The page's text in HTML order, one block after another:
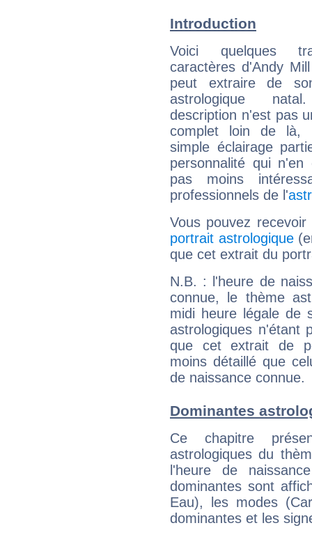
Introduction
Voici quelques
caractères d'Andy
peut extraire de
astrologique
description n'est pas
complet loin de là,
simple éclairage
personnalité qui n'en
pas moins
professionnels de l'
Vous pouvez
portrait astrologique
que cet extrait du
N.B. : l'heure de
connue, le thème
midi heure légale de
astrologiques n'étant
que cet extrait de
moins détaillé que
de naissance connue.
Dominantes
Ce chapitre
astrologiques du
l'heure de
dominantes sont
Eau), les modes
dominantes et les